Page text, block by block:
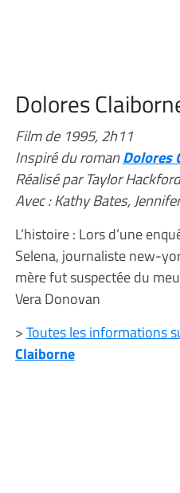
Dolores
Film de 1995, 2h11
Inspiré du romanDolores
Réalisé par Taylor Hackford
Avec : Kathy Bates,
L’histoire : Lors d’une
Selena, journaliste new-
mère fut suspectée du
Vera Donovan
>Toutes les informations
Claiborne